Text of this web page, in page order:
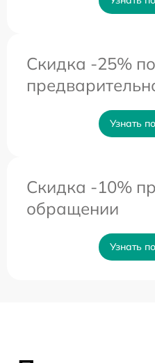
Скидка -25% по
Узнать
Скидка -10%
обращении
Узнать